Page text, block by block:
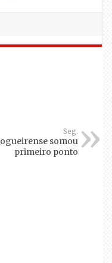
Seg.
somou
primeiro ponto